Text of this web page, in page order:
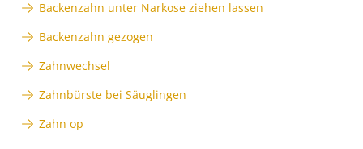
Backenzahn unter Narkose ziehen lassen
Backenzahn gezogen
Zahnwechsel
Zahnbürste bei Säuglingen
Zahn op